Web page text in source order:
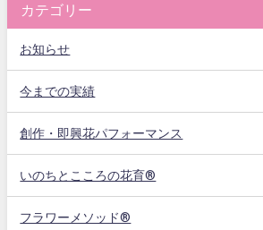
カテゴリー
お知らせ
今までの実績
創作・即興花パフォーマンス
いのちとこころの花育®
フラワーメソッド®